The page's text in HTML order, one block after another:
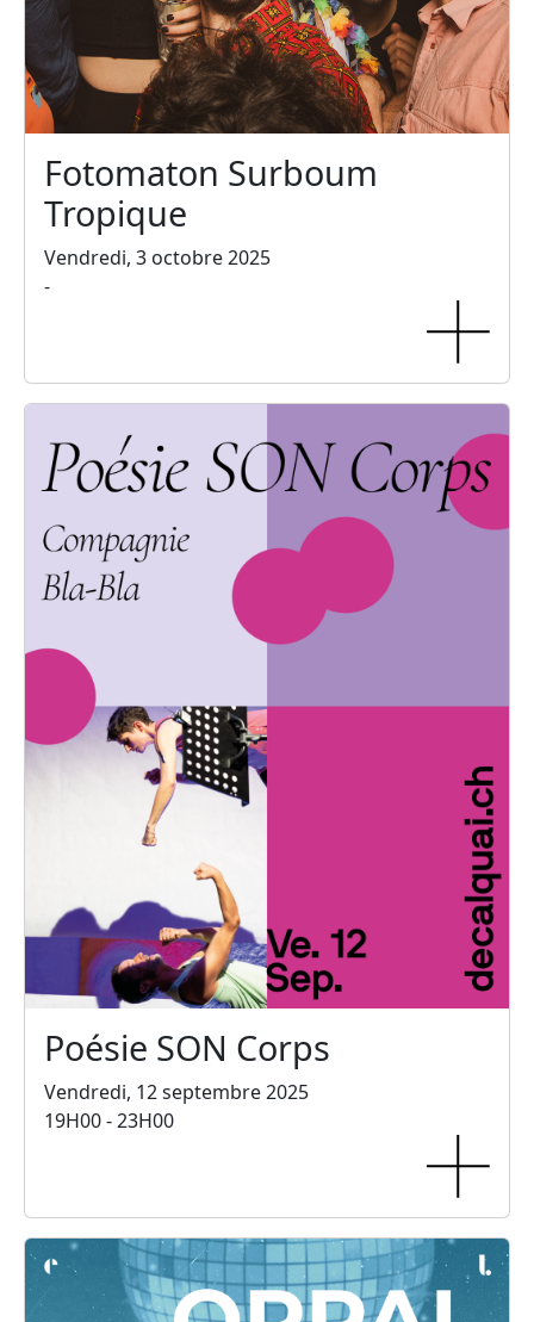
Fotomaton Surboum
Tropique
Vendredi, 3 octobre 2025
-
Poésie SON Corps
Vendredi, 12 septembre 2025
19H00 - 23H00